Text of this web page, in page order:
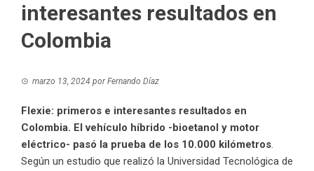
interesantes resultados en
Colombia
marzo 13, 2024 porFernando Díaz
Flexie: primeros e interesantes resultados en
Colombia. El vehículo híbrido -bioetanol y motor
eléctrico- pasó la prueba de los 10.000 kilómetros.
Según un estudio que realizó la Universidad Tecnológica de